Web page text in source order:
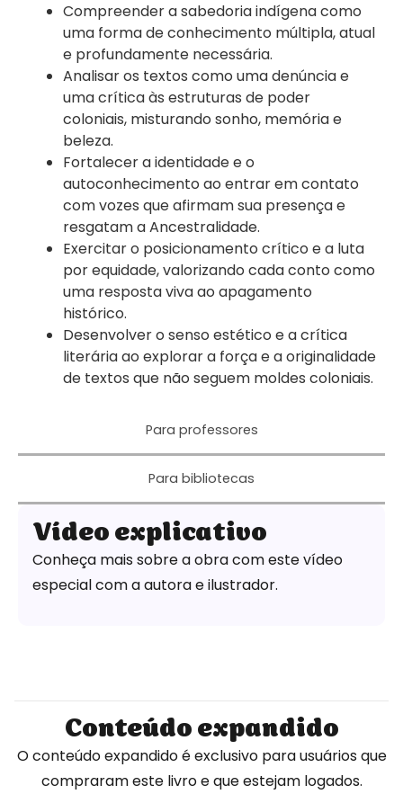
Para professores
Para bibliotecas
Compreender a sabedoria indígena como
uma forma de conhecimento múltipla, atual
e profundamente necessária.
Analisar os textos como uma denúncia e
uma crítica às estruturas de poder
coloniais, misturando sonho, memória e
beleza.
Fortalecer a identidade e o
autoconhecimento ao entrar em contato
com vozes que afirmam sua presença e
resgatam a Ancestralidade.
Exercitar o posicionamento crítico e a luta
por equidade, valorizando cada conto como
uma resposta viva ao apagamento
histórico.
Desenvolver o senso estético e a crítica
literária ao explorar a força e a originalidade
de textos que não seguem moldes coloniais.
Vídeo explicativo
Conheça mais sobre a obra com este vídeo
especial com a autora e ilustrador.
Conteúdo expandido
O conteúdo expandido é exclusivo para usuários que
compraram este livro e que estejam logados.